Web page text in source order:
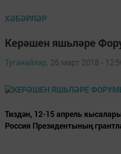
ХӘБӘРЛӘР
Керәшен яшьләре
Туганайлар, 26 март 2018 -
Тиздән, 12-15 апрель
Россия Президентының